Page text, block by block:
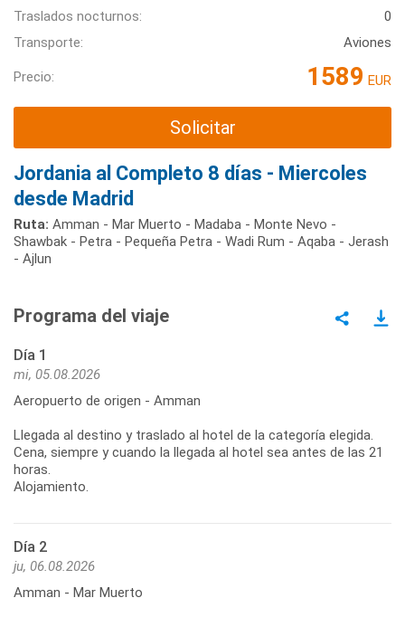
Traslados nocturnos:
0
Transporte:
Aviones
Precio: 1589 EUR
Solicitar
Jordania al Completo 8 días - Miercoles
desde Madrid
Ruta: Amman - Mar Muerto - Madaba - Monte Nevo -
Shawbak - Petra - Pequeña Petra - Wadi Rum - Aqaba - Jerash
- Ajlun
Programa del viaje
Día 1
mi, 05.08.2026
Aeropuerto de origen - Amman
Llegada al destino y traslado al hotel de la categoría elegida.
Cena, siempre y cuando la llegada al hotel sea antes de las 21
horas.
Alojamiento.
Día 2
ju, 06.08.2026
Amman - Mar Muerto